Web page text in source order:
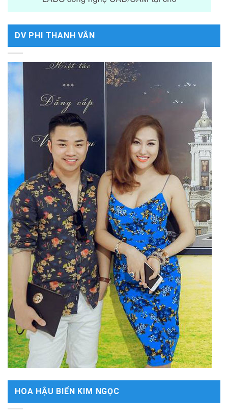
DV PHI THANH VÂN
HOA HẬU BIỂN KIM NGỌC